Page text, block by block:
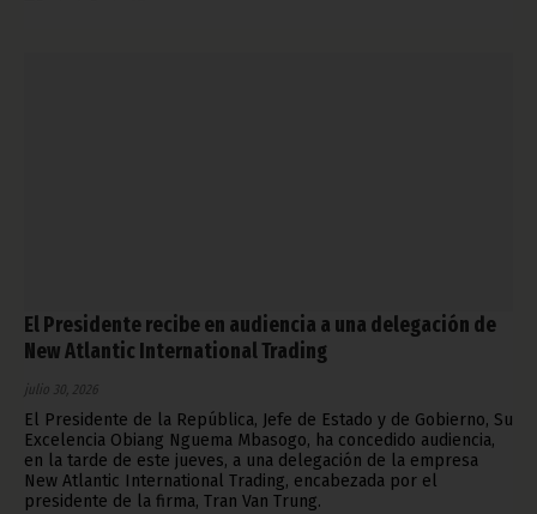
El Presidente recibe en audiencia a una delegación de
New Atlantic International Trading
julio 30, 2026
El Presidente de la República, Jefe de Estado y de Gobierno, Su
Excelencia Obiang Nguema Mbasogo, ha concedido audiencia,
en la tarde de este jueves, a una delegación de la empresa
New Atlantic International Trading, encabezada por el
presidente de la firma, Tran Van Trung.